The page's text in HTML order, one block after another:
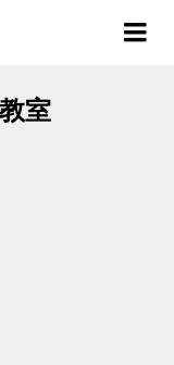
室